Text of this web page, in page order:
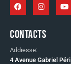
CONTACTS
Addresse:
4 Avenue Gabriel